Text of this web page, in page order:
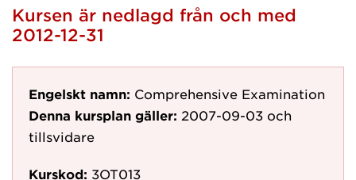
Kursen är nedlagd från och med
2012-12-31
Engelskt namn: Comprehensive Examination
Denna kursplan gäller: 2007-09-03 och
tillsvidare
Kurskod: 3OT013